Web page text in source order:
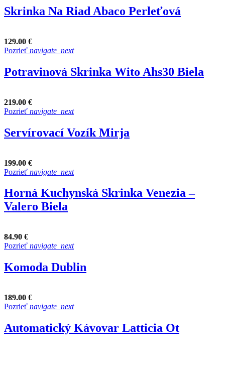
Skrinka Na Riad Abaco Perleťová
129.00 €
Pozrieť navigate_next
Potravinová Skrinka Wito Ahs30 Biela
219.00 €
Pozrieť navigate_next
Servírovací Vozík Mirja
199.00 €
Pozrieť navigate_next
Horná Kuchynská Skrinka Venezia –
Valero Biela
84.90 €
Pozrieť navigate_next
Komoda Dublin
189.00 €
Pozrieť navigate_next
Automatický Kávovar Latticia Ot